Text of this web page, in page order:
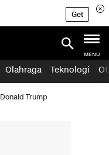
Get
MENU
Olahraga Teknologi
Donald Trump